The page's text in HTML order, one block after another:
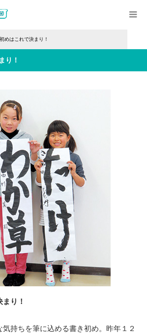
めはこれで決まり！
り！
り！
持ちを筆に込める書き初め。昨年１２